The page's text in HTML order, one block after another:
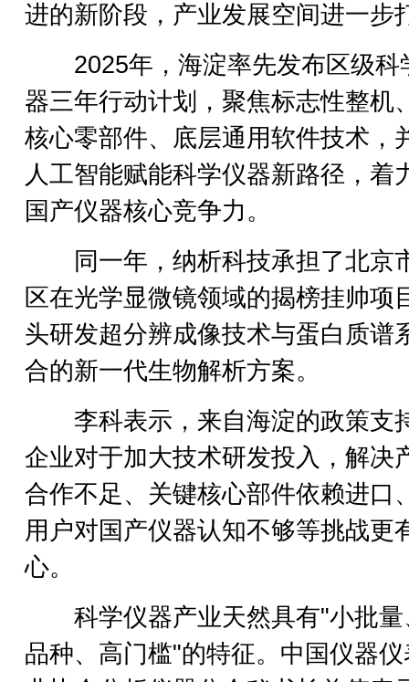
进的新阶段，产业发展空间进一步
2025年，海淀率先发布区级科
器三年行动计划，聚焦标志性整机
核心零部件、底层通用软件技术，
人工智能赋能科学仪器新路径，着
国产仪器核心竞争力。
同一年，纳析科技承担了北京
区在光学显微镜领域的揭榜挂帅项
头研发超分辨成像技术与蛋白质谱
合的新一代生物解析方案。
李科表示，来自海淀的政策支
企业对于加大技术研发投入，解决
合作不足、关键核心部件依赖进口
用户对国产仪器认知不够等挑战更
心。
科学仪器产业天然具有"小批量
品种、高门槛"的特征。中国仪器